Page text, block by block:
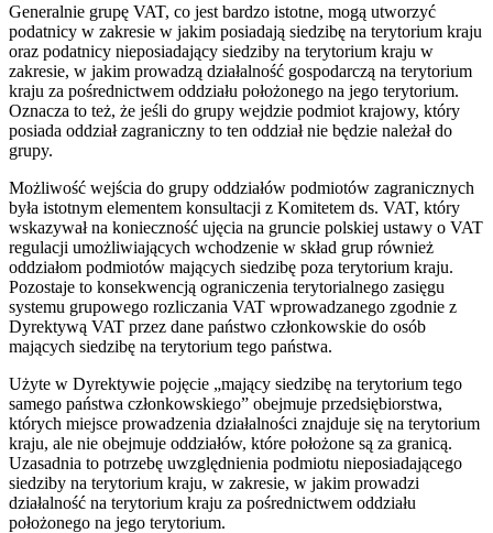
Generalnie grupę VAT, co jest bardzo istotne, mogą utworzyć
podatnicy w zakresie w jakim posiadają siedzibę na terytorium kraju
oraz podatnicy nieposiadający siedziby na terytorium kraju w
zakresie, w jakim prowadzą działalność gospodarczą na terytorium
kraju za pośrednictwem oddziału położonego na jego terytorium.
Oznacza to też, że jeśli do grupy wejdzie podmiot krajowy, który
posiada oddział zagraniczny to ten oddział nie będzie należał do
grupy.
Możliwość wejścia do grupy oddziałów podmiotów zagranicznych
była istotnym elementem konsultacji z Komitetem ds. VAT, który
wskazywał na konieczność ujęcia na gruncie polskiej ustawy o VAT
regulacji umożliwiających wchodzenie w skład grup również
oddziałom podmiotów mających siedzibę poza terytorium kraju.
Pozostaje to konsekwencją ograniczenia terytorialnego zasięgu
systemu grupowego rozliczania VAT wprowadzanego zgodnie z
Dyrektywą VAT przez dane państwo członkowskie do osób
mających siedzibę na terytorium tego państwa.
Użyte w Dyrektywie pojęcie „mający siedzibę na terytorium tego
samego państwa członkowskiego” obejmuje przedsiębiorstwa,
których miejsce prowadzenia działalności znajduje się na terytorium
kraju, ale nie obejmuje oddziałów, które położone są za granicą.
Uzasadnia to potrzebę uwzględnienia podmiotu nieposiadającego
siedziby na terytorium kraju, w zakresie, w jakim prowadzi
działalność na terytorium kraju za pośrednictwem oddziału
położonego na jego terytorium.